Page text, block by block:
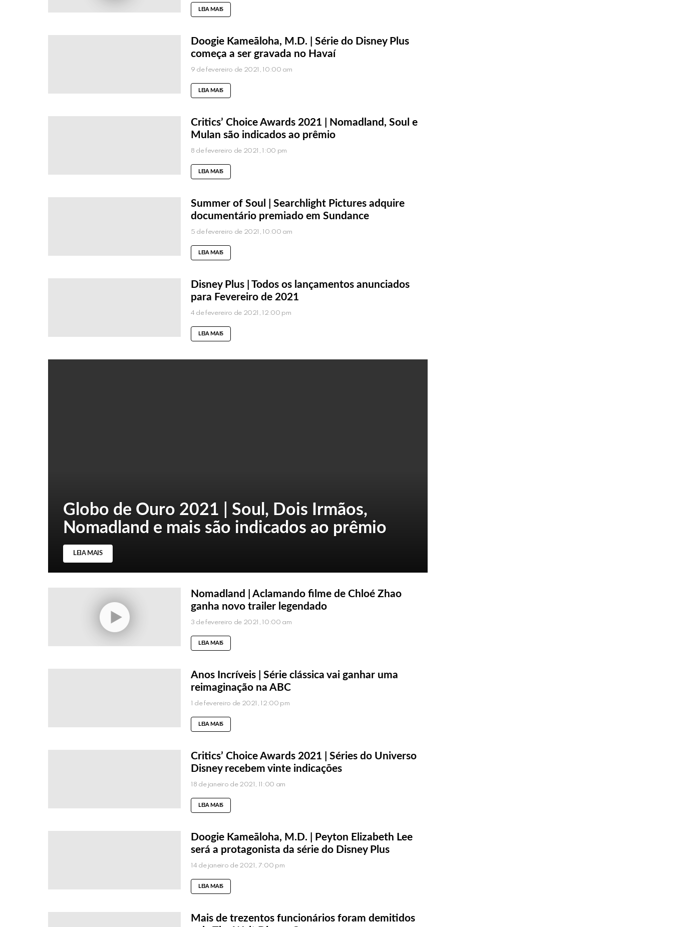
LEIA MAIS
Doogie Kameāloha, M.D. | Série do Disney Plus
começa a ser gravada no Havaí
9 de fevereiro de 2021, 10:00 am
LEIA MAIS
Critics’ Choice Awards 2021 | Nomadland, Soul e
Mulan são indicados ao prêmio
8 de fevereiro de 2021, 1:00 pm
LEIA MAIS
Summer of Soul | Searchlight Pictures adquire
documentário premiado em Sundance
5 de fevereiro de 2021, 10:00 am
LEIA MAIS
Disney Plus | Todos os lançamentos anunciados
para Fevereiro de 2021
4 de fevereiro de 2021, 12:00 pm
LEIA MAIS
Globo de Ouro 2021 | Soul, Dois Irmãos,
Nomadland e mais são indicados ao prêmio
LEIA MAIS
Nomadland | Aclamando filme de Chloé Zhao
ganha novo trailer legendado
3 de fevereiro de 2021, 10:00 am
LEIA MAIS
Anos Incríveis | Série clássica vai ganhar uma
reimaginação na ABC
1 de fevereiro de 2021, 12:00 pm
LEIA MAIS
Critics’ Choice Awards 2021 | Séries do Universo
Disney recebem vinte indicações
18 de janeiro de 2021, 11:00 am
LEIA MAIS
Doogie Kameāloha, M.D. | Peyton Elizabeth Lee
será a protagonista da série do Disney Plus
14 de janeiro de 2021, 7:00 pm
LEIA MAIS
Mais de trezentos funcionários foram demitidos